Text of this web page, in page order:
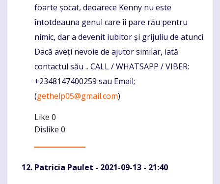
foarte șocat, deoarece Kenny nu este
întotdeauna genul care îi pare rău pentru
nimic, dar a devenit iubitor și grijuliu de atunci.
Dacă aveți nevoie de ajutor similar, iată
contactul său .. CALL / WHATSAPP / VIBER:
+2348147400259 sau Email;
(gethelp05@gmail.com)
Like 0
Dislike 0
Patricia Paulet - 2021-09-13 - 21:40